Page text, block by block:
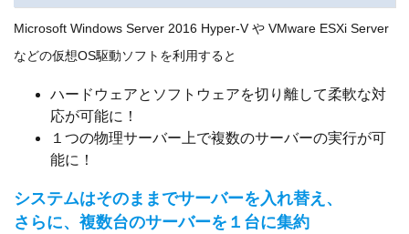
Microsoft Windows Server 2016 Hyper-V や VMware ESXi Server
などの仮想OS駆動ソフトを利用すると
ハードウェアとソフトウェアを切り離して柔軟な対
応が可能に！
１つの物理サーバー上で複数のサーバーの実行が可
能に！
システムはそのままでサーバーを入れ替え、
さらに、複数台のサーバーを１台に集約